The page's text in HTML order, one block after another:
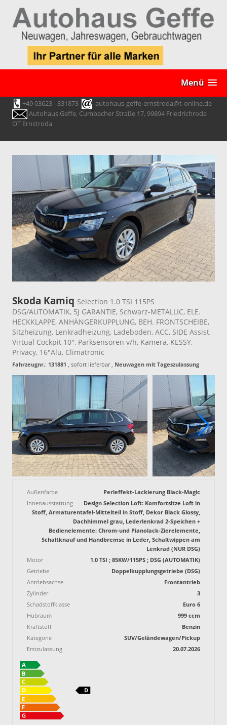
Menü
+49 03623 - 331873
autohaus-geffe-ernstroda@t-online.de
Autohaus Geffe, Cumbacher Straße 17, 99894 Friedrichroda
OT Ernstroda
Skoda Kamiq Selection 1.0 TSI 115PS
DSG/AUTOMATIK, 5J GARANTIE, Schwarz-METALLIC, ELE.
HECKKLAPPE, ANHÄNGERKUPPLUNG, BEH. FRONTSCHEIBE,
Sitzheizung, Lenkradheizung, Ladeboden, ACC, SIDE Assist,
Virtual Cockpit 10", Parksensoren v/h, Kamera, KESSY,
Privacy, 16"Alu, Climatronic
Fahrzeugnr.: 131881 , sofort lieferbar, Neuwagen mit Tageszulassung
Außenfarbe
Perleffekt-Lackierung Black-Magic
Innenausstattung
Design Selection Loft: Komfortsitze Loft in
Stoff, Armaturentafel-Mittelteil in Stoff, Dekor Black Glossy,
Dachhimmel grau, Lederlenkrad 2-Speichen +
Bedienelemente: Chrom-und Pianolack-Zierelemente,
Schaltknauf und Handbremse in Leder, Schaltwippen am
Lenkrad (NUR DSG)
Motor
1.0 TSI ; 85KW/115PS ; DSG (AUTOMATIK)
Getriebe
Doppelkupplungsgetriebe (DSG)
Antriebsachse
Frontantrieb
Zylinder
3
Schadstoffklasse
Euro 6
Hubraum
999 ccm
Kraftstoff
Benzin
Kategorie
SUV/Geländewagen/Pickup
Erstzulassung
20.07.2026